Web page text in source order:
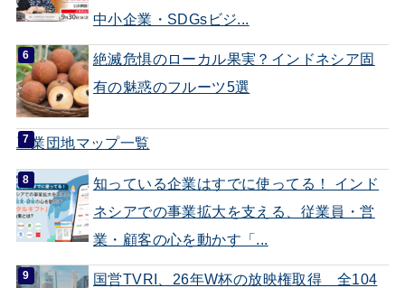
中小企業・SDGsビジ...
絶滅危惧のローカル果実？インドネシア固
有の魅惑のフルーツ5選
工業団地マップ一覧
知っている企業はすでに使ってる！ インド
ネシアでの事業拡大を支える、従業員・営
業・顧客の心を動かす「...
国営TVRI、26年W杯の放映権取得 全104